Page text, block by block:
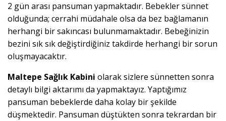
2 gün arası pansuman yapmaktadır. Bebekler sünnet
olduğunda; cerrahi müdahale olsa da bez bağlamanın
herhangi bir sakıncası bulunmamaktadır. Bebeğinizin
bezini sık sık değiştirdiğiniz takdirde herhangi bir sorun
oluşmayacaktır.
Maltepe Sağlık Kabini olarak sizlere sünnetten sonra
detaylı bilgi aktarımı da yapmaktayız. Yaptığımız
pansuman bebeklerde daha kolay bir şekilde
düşmektedir. Pansuman düştükten sonra tekrardan bir